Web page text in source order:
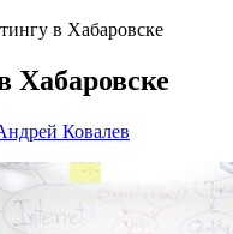
в Хабаровске
Хабаровске
Ковалев